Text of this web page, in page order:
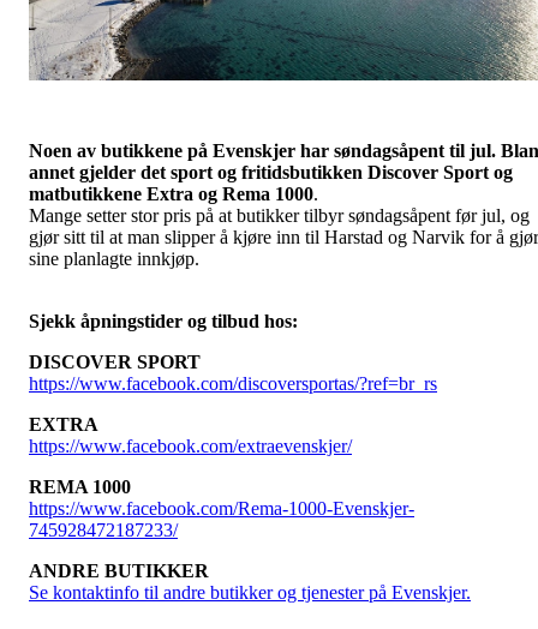
Noen av butikkene på Evenskjer har søndagsåpent til jul.
annet gjelder det sport og fritidsbutikken Discover Sport og
matbutikkene Extra og Rema 1000.
Mange setter stor pris på at butikker tilbyr søndagsåpent før jul, og
gjør sitt til at man slipper å kjøre inn til Harstad og Narvik for å
sine planlagte innkjøp.
Sjekk åpningstider og tilbud hos:
DISCOVER SPORT
https://www.facebook.com/discoversportas/?ref=br_rs
EXTRA
https://www.facebook.com/extraevenskjer/
REMA 1000
https://www.facebook.com/Rema-1000-Evenskjer-
745928472187233/
ANDRE BUTIKKER
Se kontaktinfo til andre butikker og tjenester på Evenskjer.